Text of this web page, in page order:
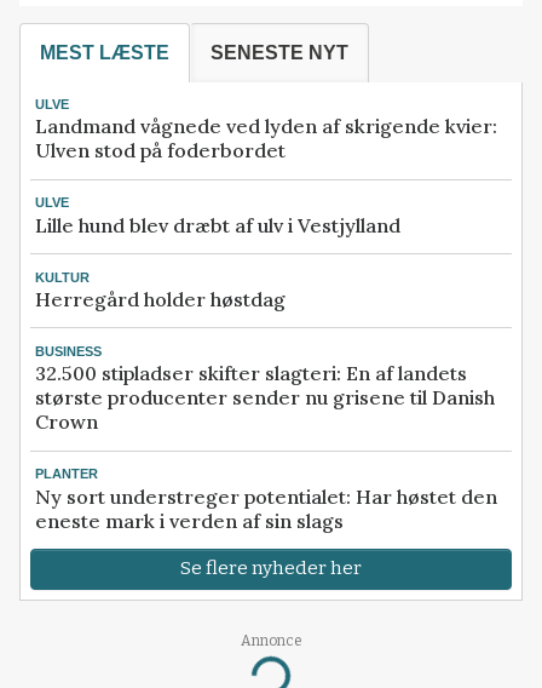
MEST LÆSTE SENESTE NYT
ULVE
Landmand vågnede ved lyden af skrigende kvier:
Ulven stod på foderbordet
ULVE
Lille hund blev dræbt af ulv i Vestjylland
KULTUR
Herregård holder høstdag
BUSINESS
32.500 stipladser skifter slagteri: En af landets
største producenter sender nu grisene til Danish
Crown
PLANTER
Ny sort understreger potentialet: Har høstet den
eneste mark i verden af sin slags
Se flere nyheder her
Annonce